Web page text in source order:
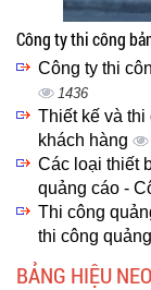
Công ty thi công
Công ty thi
1436
Thiết kế và thi
khách hàng
Các loại thiết
quảng cáo -
Thi công
thi công
BẢNG HIỆU